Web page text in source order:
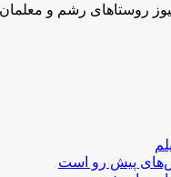
روستاهای رشم و
پیش رو است